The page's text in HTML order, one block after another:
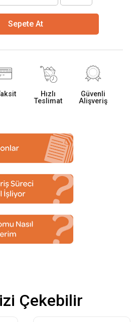
Sepete At
Hızlı
Teslimat
Güvenli
Alişveriş
Çekebilir